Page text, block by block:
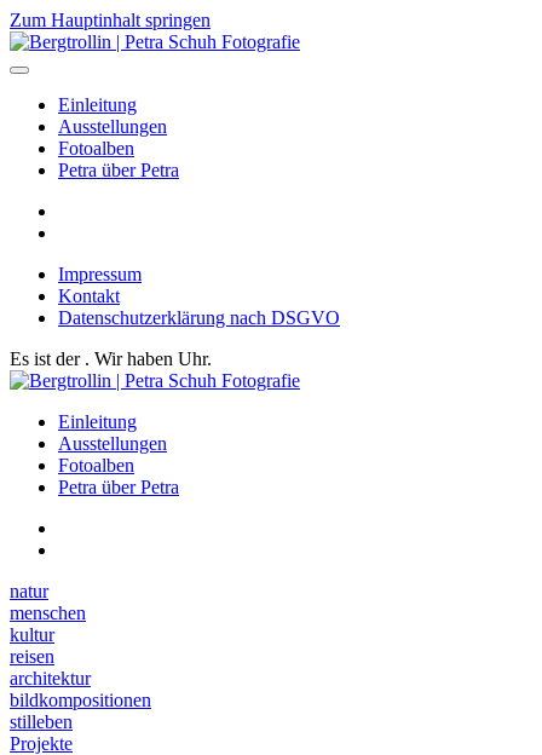
Zum Hauptinhalt springen
Einleitung
Ausstellungen
Fotoalben
Petra über Petra
Impressum
Kontakt
Datenschutzerklärung nach DSGVO
Es ist der . Wir haben Uhr.
Einleitung
Ausstellungen
Fotoalben
Petra über Petra
natur
menschen
kultur
reisen
architektur
bildkompositionen
stilleben
Projekte